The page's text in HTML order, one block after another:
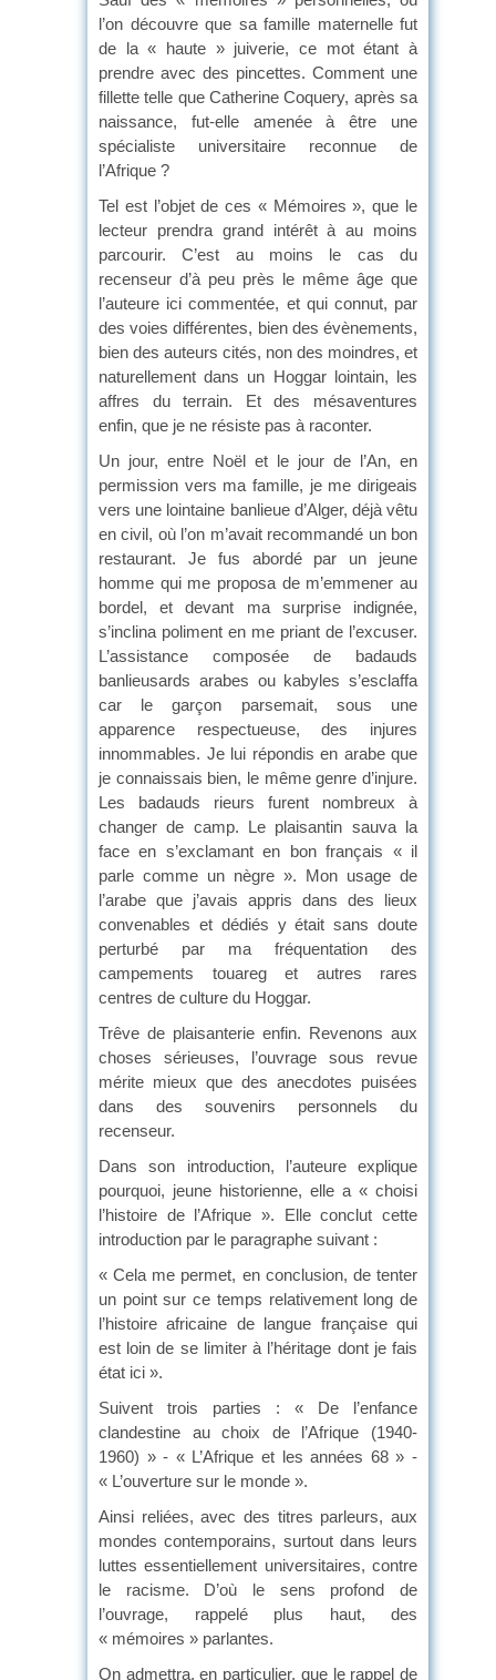
l’on découvre que sa famille maternelle fut
de la « haute » juiverie, ce mot étant à
prendre avec des pincettes. Comment une
fillette telle que Catherine Coquery, après sa
naissance, fut-elle amenée à être une
spécialiste universitaire reconnue de
l’Afrique ?
Tel est l’objet de ces « Mémoires », que le
lecteur prendra grand intérêt à au moins
parcourir. C’est au moins le cas du
recenseur d’à peu près le même âge que
l’auteure ici commentée, et qui connut, par
des voies différentes, bien des évènements,
bien des auteurs cités, non des moindres, et
naturellement dans un Hoggar lointain, les
affres du terrain. Et des mésaventures
enfin, que je ne résiste pas à raconter.
Un jour, entre Noël et le jour de l’An, en
permission vers ma famille, je me dirigeais
vers une lointaine banlieue d’Alger, déjà vêtu
en civil, où l’on m’avait recommandé un bon
restaurant. Je fus abordé par un jeune
homme qui me proposa de m’emmener au
bordel, et devant ma surprise indignée,
s’inclina poliment en me priant de l’excuser.
L’assistance composée de badauds
banlieusards arabes ou kabyles s’esclaffa
car le garçon parsemait, sous une
apparence respectueuse, des injures
innommables. Je lui répondis en arabe que
je connaissais bien, le même genre d’injure.
Les badauds rieurs furent nombreux à
changer de camp. Le plaisantin sauva la
face en s’exclamant en bon français « il
parle comme un nègre ». Mon usage de
l’arabe que j’avais appris dans des lieux
convenables et dédiés y était sans doute
perturbé par ma fréquentation des
campements touareg et autres rares
centres de culture du Hoggar.
Trêve de plaisanterie enfin. Revenons aux
choses sérieuses, l’ouvrage sous revue
mérite mieux que des anecdotes puisées
dans des souvenirs personnels du
recenseur.
Dans son introduction, l’auteure explique
pourquoi, jeune historienne, elle a « choisi
l’histoire de l’Afrique ». Elle conclut cette
introduction par le paragraphe suivant :
« Cela me permet, en conclusion, de tenter
un point sur ce temps relativement long de
l’histoire africaine de langue française qui
est loin de se limiter à l’héritage dont je fais
état ici ».
Suivent trois parties : « De l’enfance
clandestine au choix de l’Afrique (1940-
1960) » - « L’Afrique et les années 68 » -
« L’ouverture sur le monde ».
Ainsi reliées, avec des titres parleurs, aux
mondes contemporains, surtout dans leurs
luttes essentiellement universitaires, contre
le racisme. D’où le sens profond de
l’ouvrage, rappelé plus haut, des
« mémoires » parlantes.
On admettra, en particulier, que le rappel de